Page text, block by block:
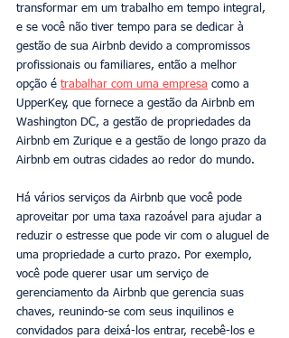
transformar em um trabalho em tempo integral,
e se você não tiver tempo para se dedicar à
gestão de sua Airbnb devido a compromissos
profissionais ou familiares, então a melhor
opção é trabalhar com uma empresa como a
UpperKey, que fornece a gestão da Airbnb em
Washington DC, a gestão de propriedades da
Airbnb em Zurique e a gestão de longo prazo da
Airbnb em outras cidades ao redor do mundo.
Há vários serviços da Airbnb que você pode
aproveitar por uma taxa razoável para ajudar a
reduzir o estresse que pode vir com o aluguel de
uma propriedade a curto prazo. Por exemplo,
você pode querer usar um serviço de
gerenciamento da Airbnb que gerencia suas
chaves, reunindo-se com seus inquilinos e
convidados para deixá-los entrar, recebê-los e